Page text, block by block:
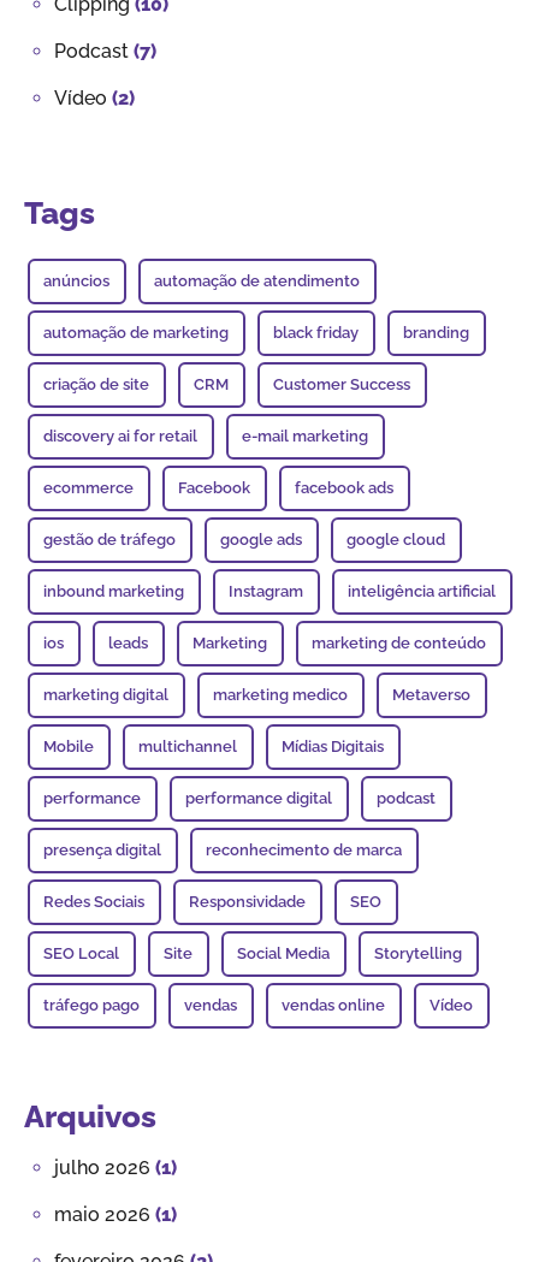
Podcast (7)
Vídeo (2)
Tags
anúncios automação de atendimento
automação de marketing black friday branding
criação de site CRM Customer Success
discovery ai for retail e-mail marketing
ecommerce Facebook facebook ads
gestão de tráfego google ads google cloud
inbound marketing Instagram inteligência artificial
ios leads Marketing marketing de conteúdo
marketing digital marketing medico Metaverso
Mobile multichannel Mídias Digitais
performance performance digital podcast
presença digital reconhecimento de marca
Redes Sociais Responsividade SEO
SEO Local Site Social Media Storytelling
tráfego pago vendas vendas online Vídeo
Arquivos
julho 2026 (1)
maio 2026 (1)